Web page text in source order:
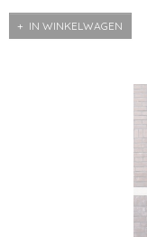
IN WINKELWAGEN